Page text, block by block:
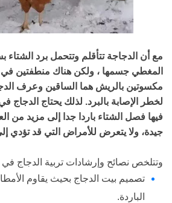
مع أن الدجاجة تتأقلم وتتحمل برد
المغطي جسمها ، ولكن هناك منطفتين
مكسوتين بالريش هما الساقين وعرف
لخطر الإصابة بالبرد. لذلك يحتاج الدجاج
فيها فصل الشتاء باردا جدا إلى مزيد من
جيدة، ولا يتعرض للأمراض التي قد تؤدي
وتتلخص نصائح وإرشادات تربية الدجاج في
تصميم بيت الدجاج بحيث يقاوم
الباردة.